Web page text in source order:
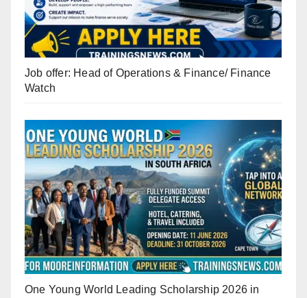
Job offer: Head of Operations & Finance/ Finance
Watch
One Young World Leading Scholarship 2026 in